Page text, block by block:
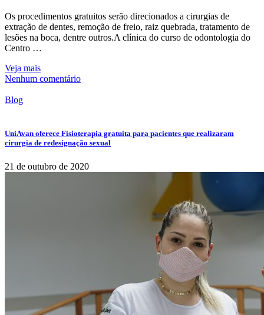
Os procedimentos gratuitos serão direcionados a cirurgias de
extração de dentes, remoção de freio, raiz quebrada, tratamento de
lesões na boca, dentre outros.A clínica do curso de odontologia do
Centro …
Veja mais
Nenhum comentário
Blog
UniAvan oferece Fisioterapia gratuita para pacientes que realizaram
cirurgia de redesignação sexual
21 de outubro de 2020